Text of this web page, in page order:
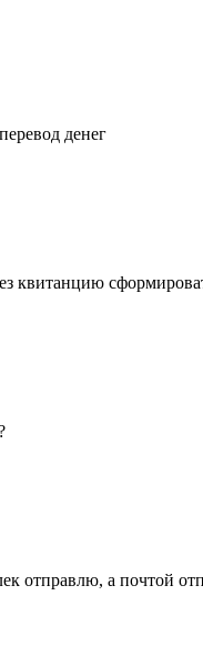
денег
квитанцию
отправлю, а почтой